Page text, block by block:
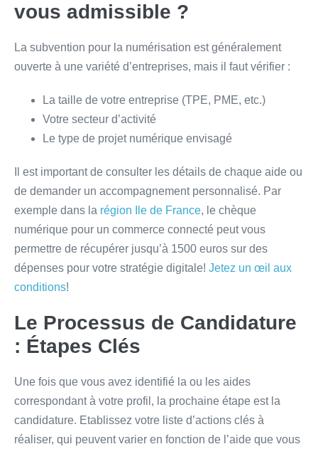
vous admissible ?
La subvention pour la numérisation est généralement
ouverte à une variété d’entreprises, mais il faut vérifier :
La taille de votre entreprise (TPE, PME, etc.)
Votre secteur d’activité
Le type de projet numérique envisagé
Il est important de consulter les détails de chaque aide ou
de demander un accompagnement personnalisé. Par
exemple dans la région Ile de France, le chèque
numérique pour un commerce connecté peut vous
permettre de récupérer jusqu’à 1500 euros sur des
dépenses pour votre stratégie digitale! Jetez un œil aux
conditions!
Le Processus de Candidature
: Étapes Clés
Une fois que vous avez identifié la ou les aides
correspondant à votre profil, la prochaine étape est la
candidature. Etablissez votre liste d’actions clés à
réaliser, qui peuvent varier en fonction de l’aide que vous